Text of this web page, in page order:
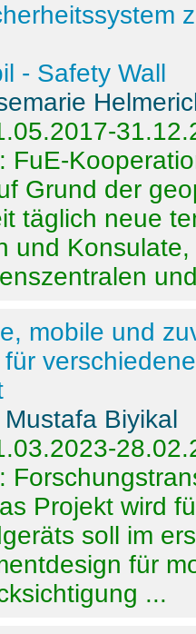
- Safety Wall
FuE-
Grund der
täglich neue
und
mobile und
Biyikal
Projekt wird
soll im
für
...